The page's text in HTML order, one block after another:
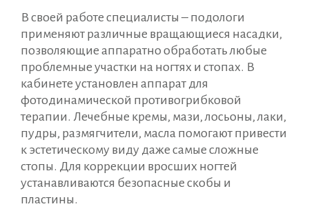
В своей работе специалисты – подологи
применяют различные вращающиеся насадки,
позволяющие аппаратно обработать любые
проблемные участки на ногтях и стопах. В
кабинете установлен аппарат для
фотодинамической противогрибковой
терапии. Лечебные кремы, мази, лосьоны, лаки,
пудры, размягчители, масла помогают привести
к эстетическому виду даже самые сложные
стопы. Для коррекции вросших ногтей
устанавливаются безопасные скобы и
пластины.